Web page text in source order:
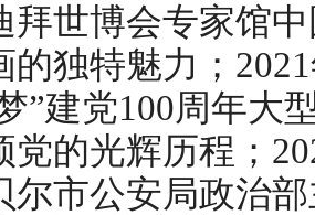
拜世博会专家馆
的独特魅力；
”建党100周年大
党的光辉历程；
尔市公安局政治